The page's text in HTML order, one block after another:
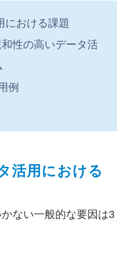
における課題
性の高いデータ活
例
活用における
ない一般的な要因は3